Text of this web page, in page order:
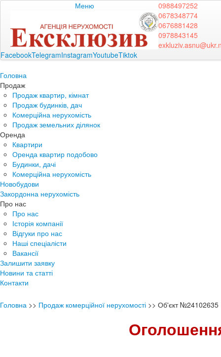
Меню
0988497252
0678348774
0676881428
0978843145
FacebookTelegramInstagramYoutubeTiktok
Головна
Продаж
Продаж квартир, кімнат
Продаж будинків, дач
Комерційна нерухомість
Продаж земельних ділянок
Оренда
Квартири
Оренда квартир подобово
Будинки, дачі
Комерційна нерухомість
Новобудови
Закордонна нерухомість
Про нас
Про нас
Історія компанії
Відгуки про нас
Наші спеціалісти
Вакансії
Залишити заявку
Новини та статті
Контакти
Головна >> Продаж комерційної нерухомості >> Об'єкт №24102635